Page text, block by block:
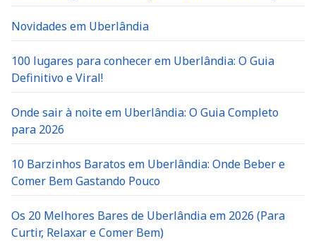
Novidades em Uberlândia
100 lugares para conhecer em Uberlândia: O Guia
Definitivo e Viral!
Onde sair à noite em Uberlândia: O Guia Completo
para 2026
10 Barzinhos Baratos em Uberlândia: Onde Beber e
Comer Bem Gastando Pouco
Os 20 Melhores Bares de Uberlândia em 2026 (Para
Curtir, Relaxar e Comer Bem)